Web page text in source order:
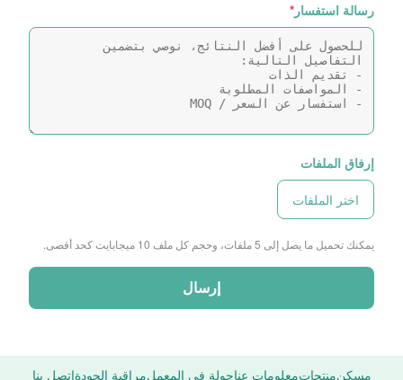
رسالة استفسار *
إرفاق الملفات
اختر الملفات
يمكنك تحميل ما يصل إلى 5 ملفات، وحجم كل ملف 10 ميجابايت كحد أقصى.
إرسال
مسكنمنتجاتمعلومات عناجولة في المعملمراقبة الجودةاتصل بنا